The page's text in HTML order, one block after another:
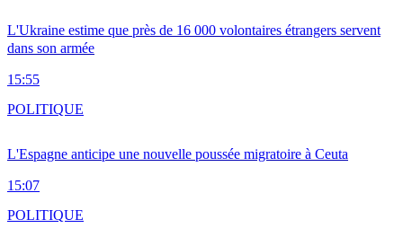
L'Ukraine estime que près de 16 000 volontaires étrangers servent
dans son armée
15:55
L'Espagne anticipe une nouvelle poussée migratoire à Ceuta
15:07
POLITIQUE
POLITIQUE